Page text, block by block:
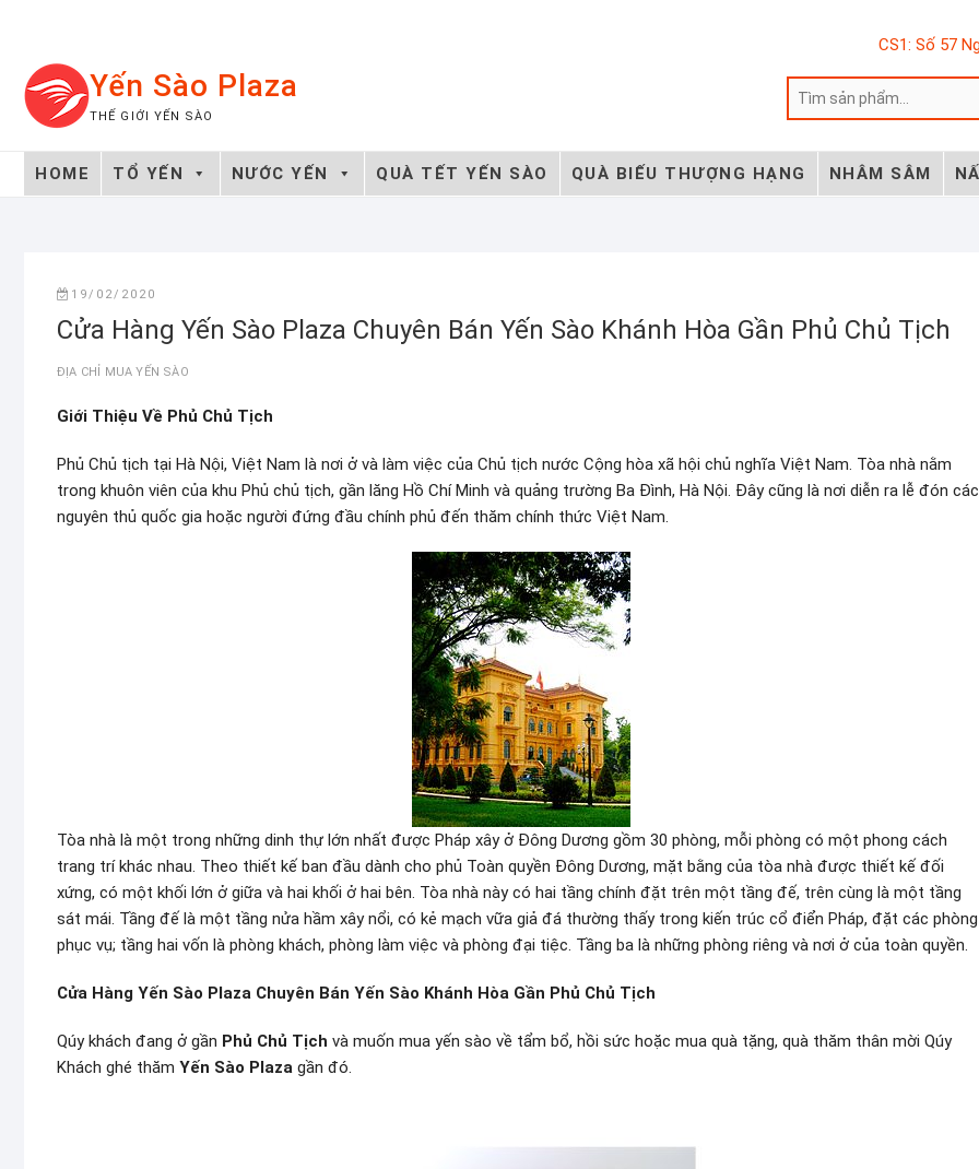
content
CS1: Số 57
Yến Sào Plaza
THẾ GIỚI YẾN SÀO
HOME TỔ YẾN NƯỚC YẾN QUÀ TẾT YẾN SÀO QUÀ BIẾU THƯỢNG HẠNG NHÂM SÂM
19/02/2020
Cửa Hàng Yến Sào Plaza Chuyên Bán Yến Sào Khánh Hòa Gần Phủ Chủ Tịch
ĐỊA CHỈ MUA YẾN SÀO
Giới Thiệu Về Phủ Chủ Tịch
Phủ Chủ tịch tại Hà Nội, Việt Nam là nơi ở và làm việc của Chủ tịch nước Cộng hòa xã hội chủ nghĩa Việt Nam. Tòa nhà nằm
trong khuôn viên của khu Phủ chủ tịch, gần lăng Hồ Chí Minh và quảng trường Ba Đình, Hà Nội. Đây cũng là nơi diễn ra lễ đón các
nguyên thủ quốc gia hoặc người đứng đầu chính phủ đến thăm chính thức Việt Nam.
Tòa nhà là một trong những dinh thự lớn nhất được Pháp xây ở Đông Dương gồm 30 phòng, mỗi phòng có một phong cách
trang trí khác nhau. Theo thiết kế ban đầu dành cho phủ Toàn quyền Đông Dương, mặt bằng của tòa nhà được thiết kế đối
xứng, có một khối lớn ở giữa và hai khối ở hai bên. Tòa nhà này có hai tầng chính đặt trên một tầng đế, trên cùng là một tầng
sát mái. Tầng đế là một tầng nửa hầm xây nổi, có kẻ mạch vữa giả đá thường thấy trong kiến trúc cổ điển Pháp, đặt các phòng
phục vụ; tầng hai vốn là phòng khách, phòng làm việc và phòng đại tiệc. Tầng ba là những phòng riêng và nơi ở của toàn quyền.
Cửa Hàng Yến Sào Plaza Chuyên Bán Yến Sào Khánh Hòa Gần Phủ Chủ Tịch
Qúy khách đang ở gần Phủ Chủ Tịch và muốn mua yến sào về tẩm bổ, hồi sức hoặc mua quà tặng, quà thăm thân mời Qúy
Khách ghé thăm Yến Sào Plaza gần đó.